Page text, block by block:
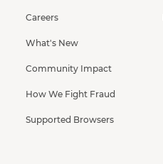
Careers
What's New
Community Impact
How We Fight Fraud
Supported Browsers